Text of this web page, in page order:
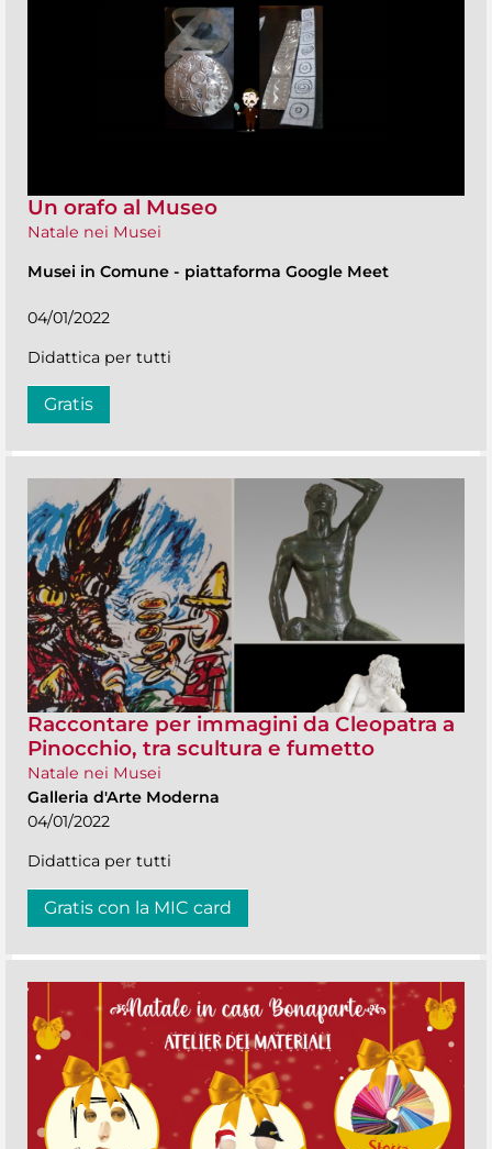
Un orafo al Museo
Natale nei Musei
Musei in Comune - piattaforma Google Meet
04/01/2022
Didattica per tutti
Gratis
Raccontare per immagini da Cleopatra a
Pinocchio, tra scultura e fumetto
Natale nei Musei
Galleria d'Arte Moderna
04/01/2022
Didattica per tutti
Gratis con la MIC card